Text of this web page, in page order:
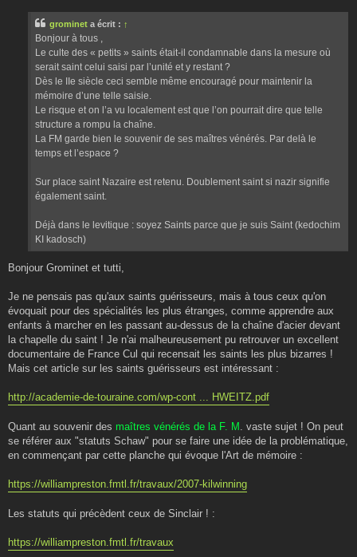
grominet a écrit : ↑
Bonjour à tous ,
Le culte des « petits » saints était-il condamnable dans la mesure où
serait saint celui saisi par l’unité et y restant ?
Dès le IIe siècle ceci semble même encouragé pour maintenir la
mémoire d’une telle saisie.
Le risque et on l’a vu localement est que l’on pourrait dire que telle
structure a rompu la chaîne.
La FM garde bien le souvenir de ses maîtres vénérés. Par delà le
temps et l’espace ?
Sur place saint Nazaire est retenu. Doublement saint si nazir signifie
également saint.
Déjà dans le levitique : soyez Saints parce que je suis Saint (kedochim
KI kadosch)
Bonjour Grominet et tutti,
Je ne pensais pas qu'aux saints guérisseurs, mais à tous ceux qu'on
évoquait pour des spécialités les plus étranges, comme apprendre aux
enfants à marcher en les passant au-dessus de la chaîne d'acier devant
la chapelle du saint ! Je n'ai malheureusement pu retrouver un excellent
documentaire de France Cul qui recensait les saints les plus bizarres !
Mais cet article sur les saints guérisseurs est intéressant :
http://academie-de-touraine.com/wp-cont ... HWEITZ.pdf
Quant au souvenir des maîtres vénérés de la F. M . vaste sujet ! On peut
se référer aux "statuts Schaw" pour se faire une idée de la problématique,
en commençant par cette planche qui évoque l'Art de mémoire :
https://williampreston.fmtl.fr/travaux/2007-kilwinning
Les statuts qui précèdent ceux de Sinclair ! :
https://williampreston.fmtl.fr/travaux